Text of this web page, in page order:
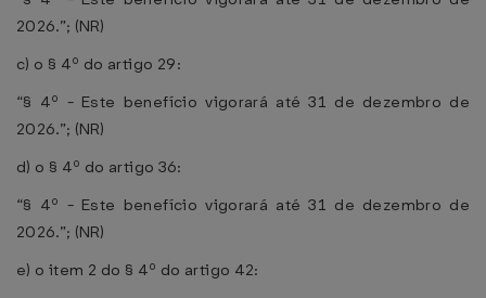
2026.”; (NR)
c) o § 4º do artigo 29:
“§ 4º - Este benefício vigorará até 31 de dezembro de
2026.”; (NR)
d) o § 4º do artigo 36:
“§ 4º - Este benefício vigorará até 31 de dezembro de
2026.”; (NR)
e) o item 2 do § 4º do artigo 42: